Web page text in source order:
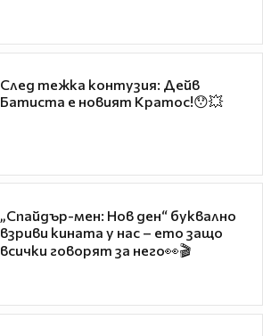
След тежка контузия: Дейв
Батиста е новият Кратос!😯💥
„Спайдър-мен: Нов ден“ буквално
взриви кината у нас – ето защо
всички говорят за него👀🎬